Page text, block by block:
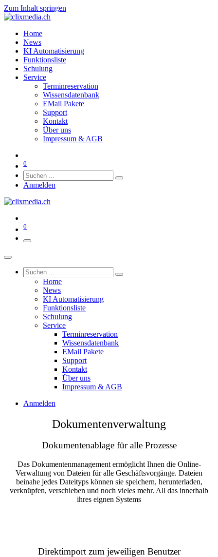
Zum Inhalt springen
Home
News
KI Automatisierung
Funktionsliste
Schulung
Service
Terminreservation
Wissensdatenbank
EMail Pakete
Support
Kontakt
Über uns
Impressum & AGB
0
Anmelden
0
Home
News
KI Automatisierung
Funktionsliste
Schulung
Service
Terminreservation
Wissensdatenbank
EMail Pakete
Support
Kontakt
Über uns
Impressum & AGB
Anmelden
Dokumentenverwaltung
Dokumentenablage für alle Prozesse
Das Dokumentenmanagement ermöglicht Ihnen die Online-
Verwaltung von Dateien für alle Geschäftsvorgänge. Dateien
beinahe jedes Dateityps können sie speichern, herunterladen,
verknüpfen, verschieben und noch vieles mehr. All das innerhalb
ihres eignen Systems
Direktimport zum jeweiligen Benutzer